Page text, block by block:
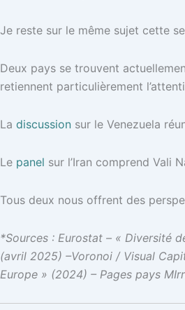
Je reste sur le même sujet cette
Deux pays se trouvent
retiennent particulièrement
La discussion sur le Venezuela
Le panel sur l’Iran comprend Vali
Tous deux nous offrent des
*Sources : Eurostat – « Diversité
(avril 2025) –Voronoi / Visual
Europe » (2024) – Pages pays